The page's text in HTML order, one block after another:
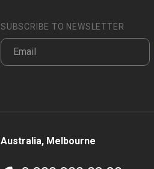
SUBSCRIBE TO NEWSLETTER
Australia, Melbourne